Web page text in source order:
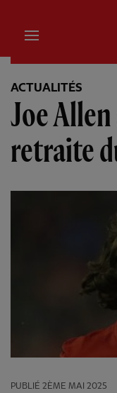
ACTUALITÉS
Joe
retraite
PUBLIÉ 2ÈME MAI 2025